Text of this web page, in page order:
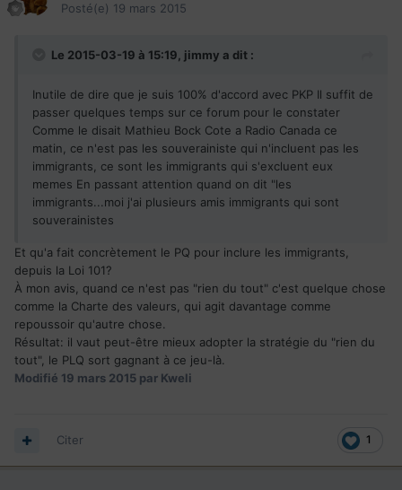
Posté(e) 19 mars 2015
Le 2015-03-19 à 15:19, jimmy a dit :
Inutile de dire que je suis 100% d'accord avec PKP Il suffit de
passer quelques temps sur ce forum pour le constater
Comme le disait Mathieu Bock Cote a Radio Canada ce
matin, ce n'est pas les souverainiste qui n'incluent pas les
immigrants, ce sont les immigrants qui s'excluent eux
memes En passant attention quand on dit "les
immigrants...moi j'ai plusieurs amis immigrants qui sont
souverainistes
Et qu'a fait concrètement le PQ pour inclure les immigrants,
depuis la Loi 101?
À mon avis, quand ce n'est pas "rien du tout" c'est quelque chose
comme la Charte des valeurs, qui agit davantage comme
repoussoir qu'autre chose.
Résultat: il vaut peut-être mieux adopter la stratégie du "rien du
tout", le PLQ sort gagnant à ce jeu-là.
Modifié 19 mars 2015 par Kweli
1
Citer